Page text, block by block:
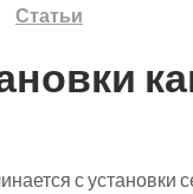
Статьи
с установки